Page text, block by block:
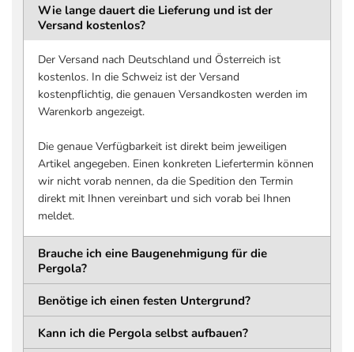
2366 mm
Untergrund bis Unterkante
Trägerkonstruktion
3400 mm
Pfosten, entlang
Lamellenlänge
DURCHGANGSBREITE
3706 mm
Innenkante bis Innenkante
Pfosten
MATERIAL
Pulverbeschichtet
QUERSCHNITT
HÖHE
WANDSTÄRKE
LÄNGE
Wie lange dauert die Lieferung und ist der
Versand kostenlos?
Der Versand nach Deutschland und Österreich ist
kostenlos. In die Schweiz ist der Versand
kostenpflichtig, die genauen Versandkosten werden im
Warenkorb angezeigt.
Die genaue Verfügbarkeit ist direkt beim jeweiligen
Artikel angegeben. Einen konkreten Liefertermin können
wir nicht vorab nennen, da die Spedition den Termin
direkt mit Ihnen vereinbart und sich vorab bei Ihnen
meldet.
Brauche ich eine Baugenehmigung für die
Pergola?
Benötige ich einen festen Untergrund?
Kann ich die Pergola selbst aufbauen?